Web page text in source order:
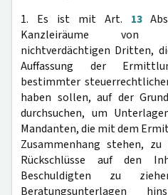
1. Es ist mit Art. 13
Kanzleiräume von
nichtverdächtigen Dritten,
Auffassung der
bestimmter
haben sollen, auf der
durchsuchen, um
Mandanten, die mit dem
Zusammenhang stehen,
Rückschlüsse auf den
Beschuldigten zu
Beratungsunterlagen